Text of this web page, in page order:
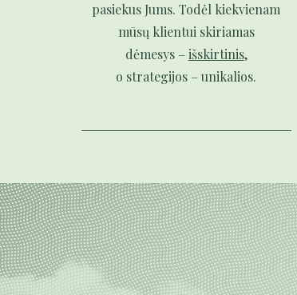
pasiekus Jums. Todėl kiekvienam
mūsų klientui skiriamas
dėmesys – išskirtinis,
o strategijos – unikalios.